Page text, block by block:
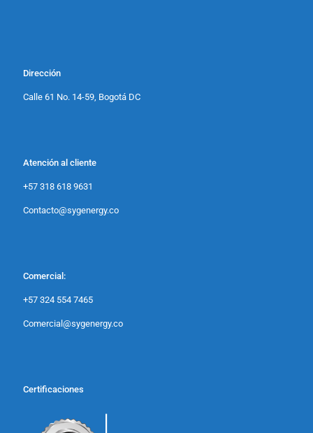
Dirección
Calle 61 No. 14-59, Bogotá DC
Atención al cliente
+57 318 618 9631
Contacto@sygenergy.co
Comercial:
+57 324 554 7465
Comercial@sygenergy.co
Certificaciones